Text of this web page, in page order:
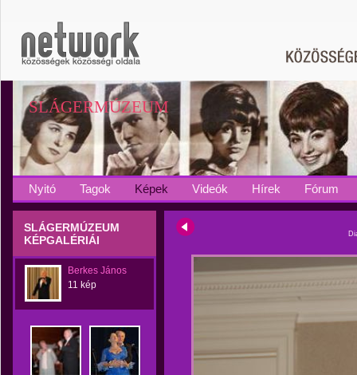
SLÁGERMÚZEUM
Nyitó Tagok Képek Videók Hírek Fórum
SLÁGERMÚZEUM
KÉPGALÉRIÁI
Berkes János
11 kép